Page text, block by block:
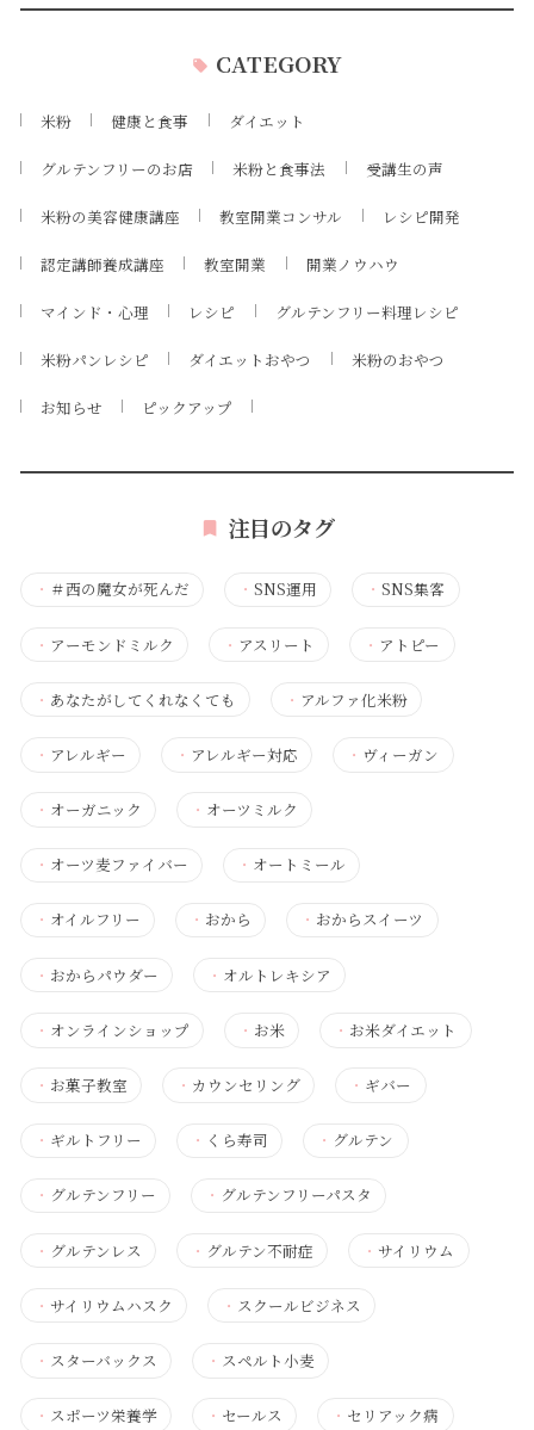
CATEGORY
米粉 健康と食事 ダイエット
グルテンフリーのお店 米粉と食事法 受講生の声
米粉の美容健康講座 教室開業コンサル レシピ開発
認定講師養成講座 教室開業 開業ノウハウ
マインド・心理 レシピ グルテンフリー料理レシピ
米粉パンレシピ ダイエットおやつ 米粉のおやつ
お知らせ ピックアップ
注目のタグ
・ ＃西の魔女が死んだ ・SNS運用 ・SNS集客
・ アーモンドミルク ・ アスリート ・ アトピー
・ あなたがしてくれなくても ・ アルファ化米粉
・ アレルギー ・ アレルギー対応 ・ ヴィーガン
・ オーガニック ・ オーツミルク
・ オーツ麦ファイバー ・ オートミール
・ オイルフリー ・ おから ・ おからスイーツ
・ おからパウダー ・ オルトレキシア
・ オンラインショップ ・ お米 ・ お米ダイエット
・ お菓子教室 ・ カウンセリング ・ ギバー
・ ギルトフリー ・ くら寿司 ・ グルテン
・ グルテンフリー ・ グルテンフリーパスタ
・ グルテンレス ・ グルテン不耐症 ・ サイリウム
・ サイリウムハスク ・ スクールビジネス
・ スターバックス ・ スペルト小麦
・ スポーツ栄養学 ・ セールス ・ セリアック病